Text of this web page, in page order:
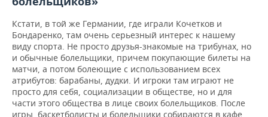
Кстати, в той же Германии, где играли Кочетков и
Бондаренко, там очень серьезный интерес к нашему
виду спорта. Не просто друзья-знакомые на трибунах, но
и обычные болельщики, причем покупающие билеты на
матчи, а потом болеющие с использованием всех
атрибутов: барабаны, дудки. И игроки там играют не
просто для себя, социализации в обществе, но и для
части этого общества в лице своих болельщиков. После
игры, баскетболисты и болельщики собираются в кафе,